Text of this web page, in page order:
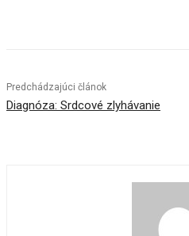
Predchádzajúci článok
Diagnóza: Srdcové zlyhávanie